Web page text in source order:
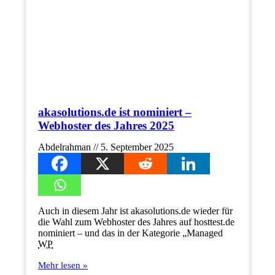
akasolutions.de ist nominiert –
Webhoster des Jahres 2025
Abdelrahman 5. September 2025
Auch in diesem Jahr ist akasolutions.de wieder für
die Wahl zum Webhoster des Jahres auf hosttest.de
nominiert – und das in der Kategorie „Managed
WP
Mehr lesen »